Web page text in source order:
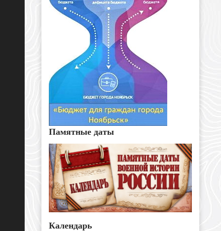
Памятные даты
Календарь